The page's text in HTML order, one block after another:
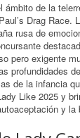
ámbito de la
Drag Race.
rusa de
pero exigente
profundidades
de la infancia
Like 2025 y
y la